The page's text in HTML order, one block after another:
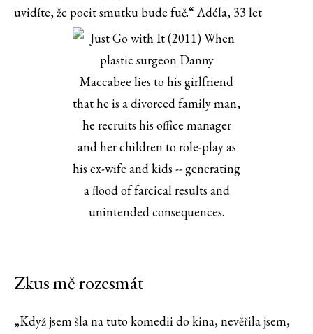
uvidíte, že pocit smutku bude fuč.“ Adéla, 33 let
Zkus mě rozesmát
„Když jsem šla na tuto komedii do kina, nevěřila jsem,